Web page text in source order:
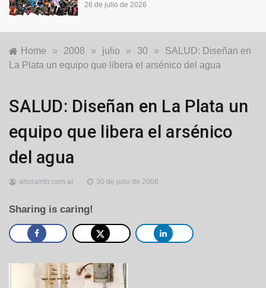
26 de julio de 2026
Home » 2008 » julio » 30 »
SALUD: Diseñan en
La Plata un equipo que libera el arsénico del agua
Locales
SALUD: Diseñan en La Plata un
equipo que libera el arsénico
del agua
ahorainfo.com.ar 30 de julio de 2008
Sharing is caring!